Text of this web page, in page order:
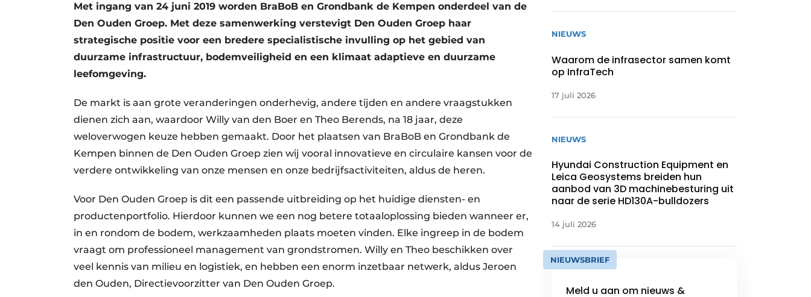
Met ingang van 24 juni 2019 worden BraBoB en Grondbank de Kempen onderdeel van de
Den Ouden Groep. Met deze samenwerking verstevigt Den Ouden Groep haar
strategische positie voor een bredere specialistische invulling op het gebied van
duurzame infrastructuur, bodemveiligheid en een klimaat adaptieve en duurzame
leefomgeving.
De markt is aan grote veranderingen onderhevig, andere tijden en andere vraagstukken
dienen zich aan, waardoor Willy van den Boer en Theo Berends, na 18 jaar, deze
weloverwogen keuze hebben gemaakt. Door het plaatsen van BraBoB en Grondbank de
Kempen binnen de Den Ouden Groep zien wij vooral innovatieve en circulaire kansen voor de
verdere ontwikkeling van onze mensen en onze bedrijfsactiviteiten, aldus de heren.
Voor Den Ouden Groep is dit een passende uitbreiding op het huidige diensten- en
producten­portfolio. Hierdoor kunnen we een nog betere totaaloplossing bieden wanneer er,
in en rondom de bodem, werkzaamheden plaats moeten vinden. Elke ingreep in de bodem
vraagt om professioneel management van grondstromen. Willy en Theo beschikken over
veel kennis van milieu en logistiek, en hebben een enorm inzetbaar netwerk, aldus Jeroen
den Ouden, Directievoorzitter van Den Ouden Groep.
NIEUWS
Waarom de infrasector samen komt
op InfraTech
17 juli 2026
NIEUWS
Hyundai Construction Equipment en
Leica Geosystems breiden hun
aanbod van 3D machinebesturing uit
naar de serie HD130A-bulldozers
14 juli 2026
NIEUWSBRIEF
Meld u aan om nieuws &